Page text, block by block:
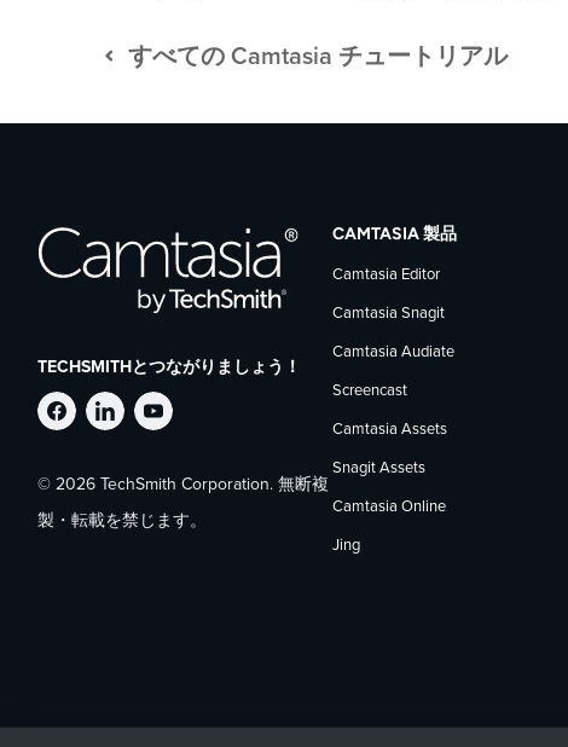
すべての Camtasia チュートリアル
TECHSMITHとつながりましょう！
Facebook
で
LinkedIn
で
YouTube
で
© 2026 TechSmith Corporation. 無断複
製・転載を禁じます。
CAMTASIA 製品
Camtasia Editor
Camtasia Snagit
Camtasia Audiate
Screencast
Camtasia Assets
Snagit Assets
Camtasia Online
Jing